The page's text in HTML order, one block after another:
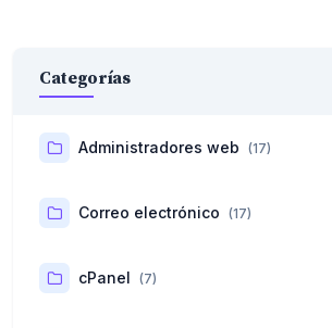
Categorías
Administradores web (17)
Correo electrónico (17)
cPanel (7)